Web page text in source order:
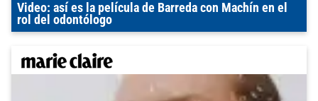
Video: así es la película de Barreda con Machín en el
rol del odontólogo